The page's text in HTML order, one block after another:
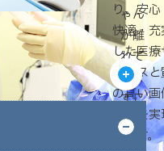
ゃん
が離
れて
過ご
すこ
とに
なっ
り、安
快適・充
した医療
ービスと
の高い画
診断を
します。